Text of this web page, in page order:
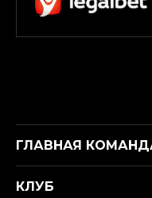
ГЛАВНАЯ
КЛУБ